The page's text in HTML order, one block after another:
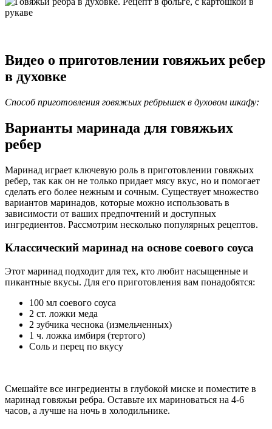
Видео о приготовлении говяжьих ребер
в духовке
Способ приготовления говяжьих ребрышек в духовом шкафу:
Варианты маринада для говяжьих
ребер
Маринад играет ключевую роль в приготовлении говяжьих
ребер, так как он не только придает мясу вкус, но и помогает
сделать его более нежным и сочным. Существует множество
вариантов маринадов, которые можно использовать в
зависимости от ваших предпочтений и доступных
ингредиентов. Рассмотрим несколько популярных рецептов.
Классический маринад на основе соевого соуса
Этот маринад подходит для тех, кто любит насыщенные и
пикантные вкусы. Для его приготовления вам понадобятся:
100 мл соевого соуса
2 ст. ложки меда
2 зубчика чеснока (измельченных)
1 ч. ложка имбиря (тертого)
Соль и перец по вкусу
Смешайте все ингредиенты в глубокой миске и поместите в
маринад говяжьи ребра. Оставьте их мариноваться на 4-6
часов, а лучше на ночь в холодильнике.